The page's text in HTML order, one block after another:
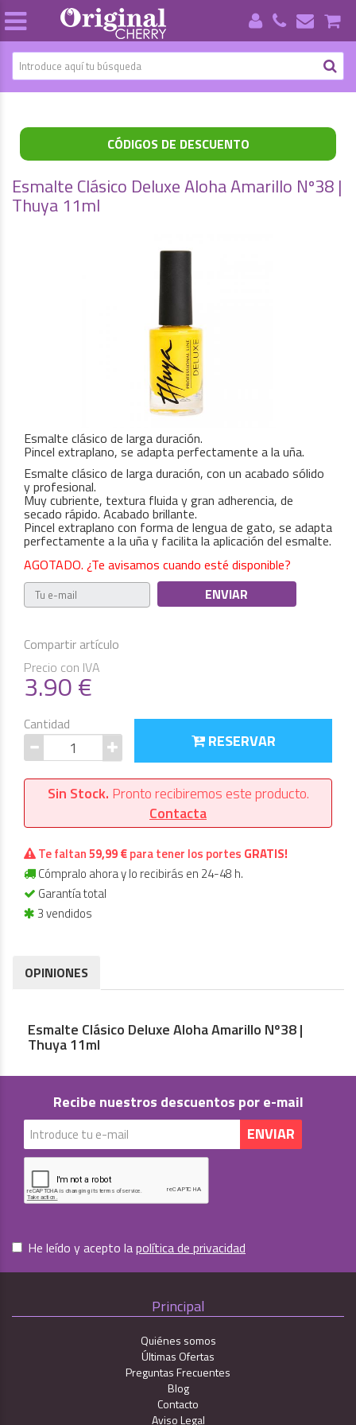
CÓDIGOS DE DESCUENTO
Esmalte Clásico Deluxe Aloha Amarillo Nº38 |
Thuya 11ml
Esmalte clásico de larga duración.
Pincel extraplano, se adapta perfectamente a la uña.
Esmalte clásico de larga duración, con un acabado sólido
y profesional.
Muy cubriente, textura fluida y gran adherencia, de
secado rápido. Acabado brillante.
Pincel extraplano con forma de lengua de gato, se adapta
perfectamente a la uña y facilita la aplicación del esmalte.
AGOTADO. ¿Te avisamos cuando esté disponible?
Compartir artículo
Precio con IVA
3.90€
Cantidad
RESERVAR
Sin Stock. Pronto recibiremos este producto.
Contacta
Te faltan59,99 €para tener los portes GRATIS!
Cómpralo ahora y lo recibirás en 24-48 h.
Garantía total
3 vendidos
OPINIONES
Esmalte Clásico Deluxe Aloha Amarillo Nº38 |
Thuya 11ml
Recibe nuestros descuentos por e-mail
He leído y acepto lapolítica de privacidad
Principal
Quiénes somos
Últimas Ofertas
Preguntas Frecuentes
Blog
Contacto
Aviso Legal